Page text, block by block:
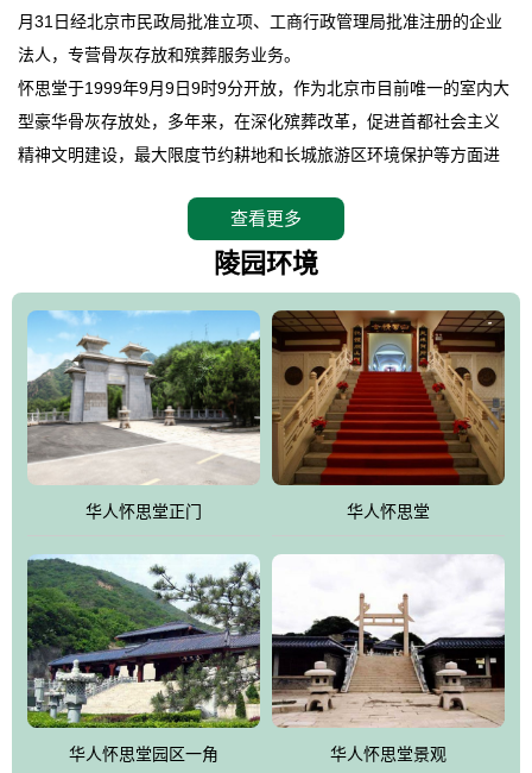
月31日经北京市民政局批准立项、工商行政管理局批准注册的企业
法人，专营骨灰存放和殡葬服务业务。
怀思堂于1999年9月9日9时9分开放，作为北京市目前唯一的室内大
型豪华骨灰存放处，多年来，在深化殡葬改革，促进首都社会主义
精神文明建设，最大限度节约耕地和长城旅游区环境保护等方面进
怀思堂辖区面积15万平方米，整体建筑面积5．8万平方米。主体建
筑有：怀思堂豪华墓室、礼祭大厅、随缘阁、百家姓觅宗长廊等。
仲、无字碑、香灯等。典型的仿秦、汉建筑风格。蓝色的琉璃瓦屋
顶，朱砂红的门、窗、柱、墙，汉白玉雕刻的雄狮、华表，花岗岩
铺成的路面和台阶，洒落其间的花卉、松柏与万里长城浑然一体、
气势宏伟、古朴端庄、别具一格。怀思堂大殿入口两侧是用蜡染技
术描绘的抽象派创意绘画，大环境中的长城文化与炎黄始祖，小环
境的绘画中的河流、山川、彩云、明月，意喻着往生者与长城同
伴，与祖宗同眠，他（她）们的思想与品德与山河同在，与日月同
辉。
怀思堂作为豪华室内骨灰存放处，将干支纪年、五行相生相克、天
人合一、太极八卦、生辰八字及生肖等有机结合到历史文化中。一
厅七千个福位分十二小区，按十二地支命名。客户选位，可依据生
肖、八字、时辰亦可参考地理方位、职业、兴趣爱好等等。堂中是
地宫陵寝式的，入口楹联选材于著名田园诗人陶渊明"亲戚或余悲，
他人亦已歌，死后何所道，托体同山阿"中的后两句。反应了回归大
查看更多
陵园环境
华人怀思堂正门 华人怀思堂
华人怀思堂园区一角 华人怀思堂景观